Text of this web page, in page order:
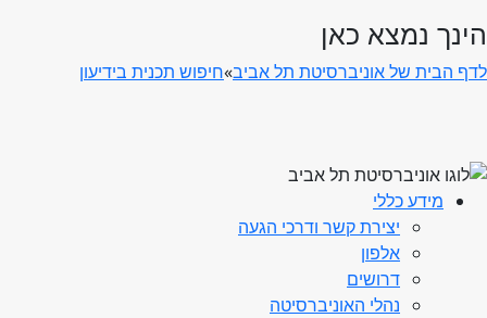
הינך נמצא כאן
לדף הבית של אוניברסיטת תל אביב»חיפוש תכנית בידיעון
מידע כללי
יצירת קשר ודרכי הגעה
אלפון
דרושים
נהלי האוניברסיטה